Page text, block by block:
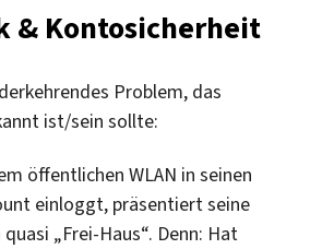
blockieren
& Kontosicherheit
Problem, das
ist/sein sollte:
öffentlichen WLAN in seinen
einloggt, präsentiert seine
„Frei-Haus“. Denn: Hat